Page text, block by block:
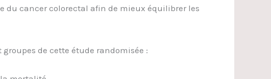
du cancer colorectal afin de mieux équilibrer les
de cette étude randomisée :